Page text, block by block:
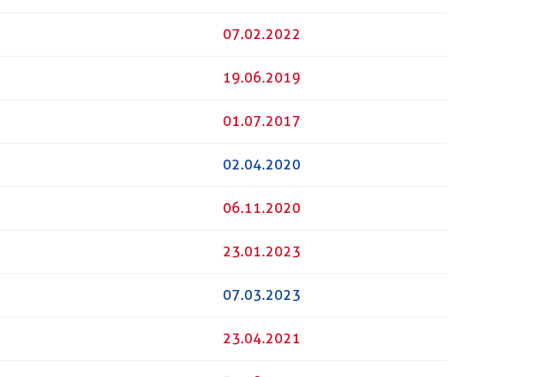
07.02.2022
19.06.2019
01.07.2017
02.04.2020
06.11.2020
23.01.2023
07.03.2023
23.04.2021